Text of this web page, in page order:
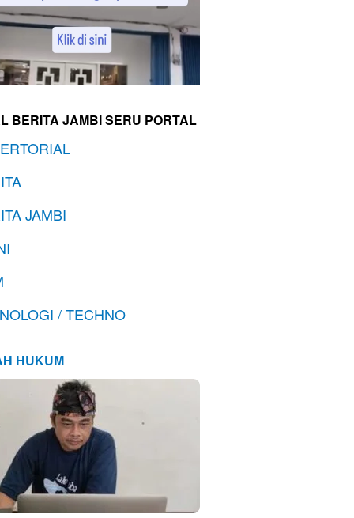
BERITA JAMBI SERU PORTAL
JAMBI
/ TECHNO
HUKUM